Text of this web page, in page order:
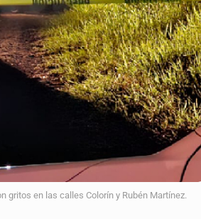
detonación alarma a vecinos
gritos en las calles Colorín y Rubén Martínez.